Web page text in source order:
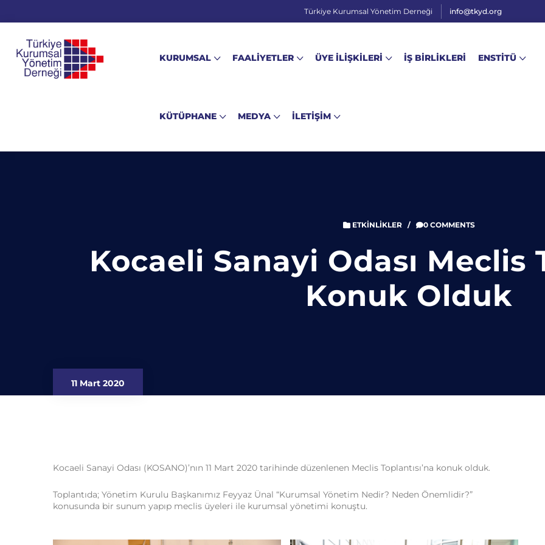
Türkiye Kurumsal Yönetim Derneği info@tkyd.org
KURUMSAL FAALİYETLER ÜYE İLİŞKİLERİ İŞ BİRLİKLERİ ENSTİTÜ
KÜTÜPHANE MEDYA İLETİŞİM
ETKINLIKLER/ 0 COMMENTS
Kocaeli Sanayi Odası Meclis
Konuk Olduk
11 Mart 2020
Kocaeli Sanayi Odası (KOSANO)’nın 11 Mart 2020 tarihinde düzenlenen Meclis Toplantısı’na konuk olduk.
Toplantıda; Yönetim Kurulu Başkanımız Feyyaz Ünal “Kurumsal Yönetim Nedir? Neden Önemlidir?”
konusunda bir sunum yapıp meclis üyeleri ile kurumsal yönetimi konuştu.